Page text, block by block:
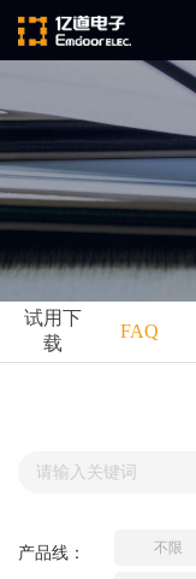
公司简介
发展历程
企业文化
ARM
Ansys
TESSY
亿道动态
市场活动
技术文档
网络研讨会
试用下
载
FAQ
产品线： 不限